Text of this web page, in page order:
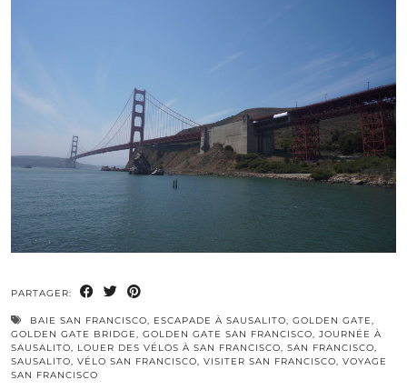
PARTAGER:
BAIE SAN FRANCISCO, ESCAPADE À SAUSALITO, GOLDEN GATE,
GOLDEN GATE BRIDGE, GOLDEN GATE SAN FRANCISCO, JOURNÉE À
SAUSALITO, LOUER DES VÉLOS À SAN FRANCISCO, SAN FRANCISCO,
SAUSALITO, VÉLO SAN FRANCISCO, VISITER SAN FRANCISCO, VOYAGE
SAN FRANCISCO